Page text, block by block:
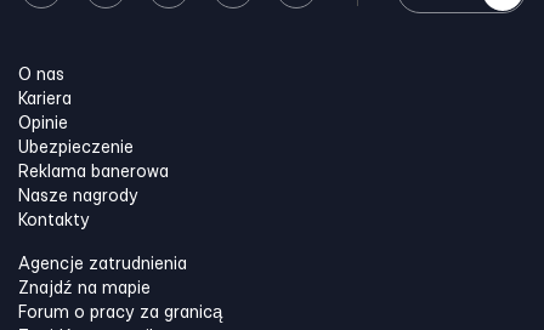
O nas
Kariera
Opinie
Ubezpieczenie
Reklama banerowa
Nasze nagrody
Kontakty
Agencje zatrudnienia
Znajdź na mapie
Forum o pracy za granicą